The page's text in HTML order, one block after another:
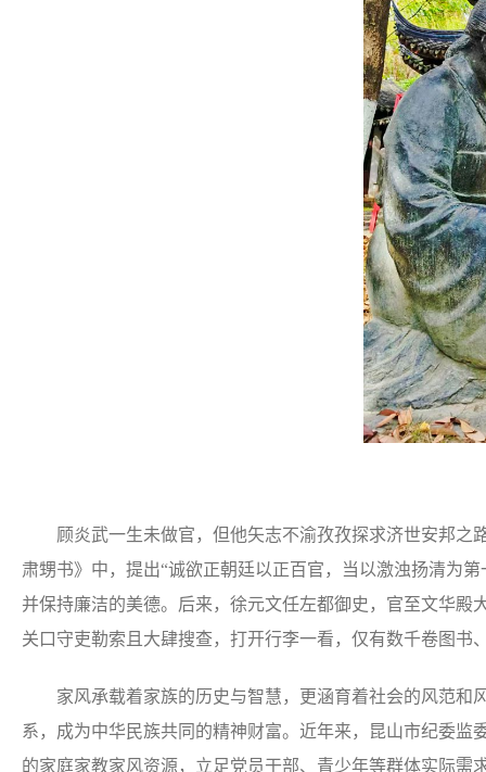
顾炎武一生未做官，但他矢志不渝孜孜探求济世安邦之
肃甥书》中，提出“诚欲正朝廷以正百官，当以激浊扬清为
并保持廉洁的美德。后来，徐元文任左都御史，官至文华
关口守吏勒索且大肆搜查，打开行李一看，仅有数千卷图书
家风承载着家族的历史与智慧，更涵育着社会的风范和
系，成为中华民族共同的精神财富。近年来，昆山市纪委
的家庭家教家风资源，立足党员干部、青少年等群体实际需